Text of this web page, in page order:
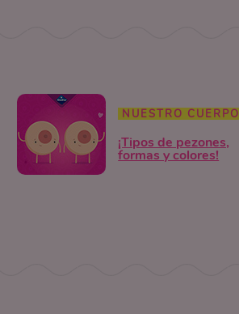
NUESTRO CUERPO
¡Tipos de pezones,
formas y colores!